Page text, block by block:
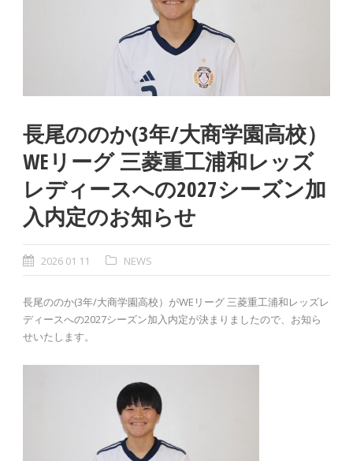
長尾ののか(3年/大商学園高校）
WEリーグ 三菱重工浦和レッズ
レディースへの2027シーズン加
入内定のお知らせ
2026 01 11 NEWS
長尾ののか(3年/大商学園高校）がWEリーグ 三菱重工浦和レッズレ
ディースへの2027シーズン加入内定が決まりましたので、お知ら
せいたします。